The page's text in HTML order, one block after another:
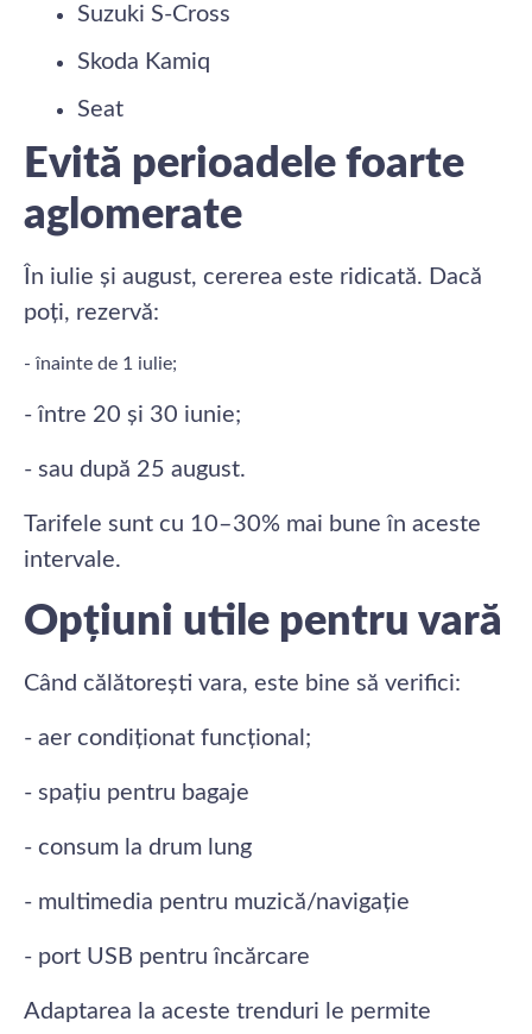
Suzuki S-Cross
Skoda Kamiq
Seat
Evită perioadele foarte
aglomerate
În iulie și august, cererea este ridicată. Dacă
poți, rezervă:
- înainte de 1 iulie;
- între 20 și 30 iunie;
- sau după 25 august.
Tarifele sunt cu 10–30% mai bune în aceste
intervale.
Opțiuni utile pentru vară
Când călătorești vara, este bine să verifici:
- aer condiționat funcțional;
- spațiu pentru bagaje
- consum la drum lung
- multimedia pentru muzică/navigație
- port USB pentru încărcare
Adaptarea la aceste trenduri le permite